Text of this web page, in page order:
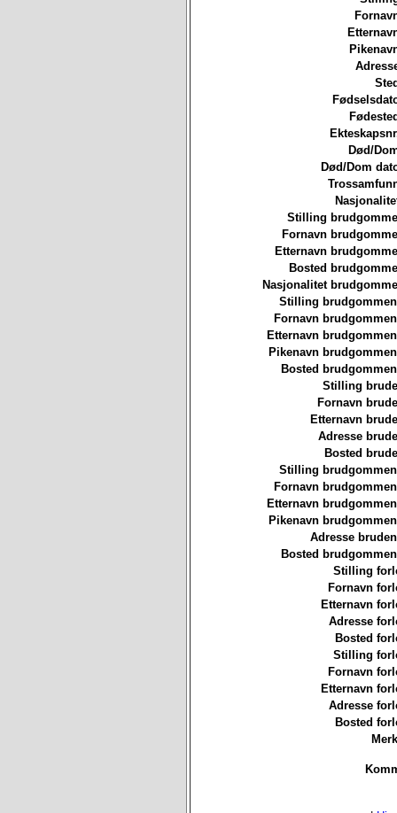
Død/
Død/Dom
Stilling
Fornavn
Etternavn
Bosted
Nasjonalitet
Stilling
Fornavn
Etternavn
Pikenavn
Bosted
Stilling
Fornavn
Etternavn
Adresse
Bosted
Stilling
Fornavn
Etternavn
Pikenavn
Adresse
Bosted
Stilling
Fornavn
Etternavn
Adresse
Bosted
Stilling
Fornavn
Etternavn
Adresse
Bosted